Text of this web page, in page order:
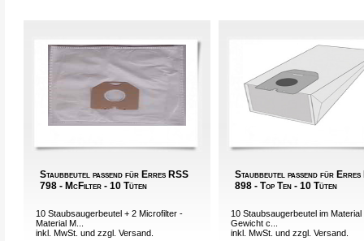
Staubbeutel passend für Erres RSS
798 - McFilter - 10 Tüten
10 Staubsaugerbeutel + 2 Microfilter -
Material M...
inkl. MwSt. und zzgl.Versand
Staubbeutel passend für Erres
898 - Top Ten - 10 Tüten
10 Staubsaugerbeutel im Material
Gewicht c...
inkl. MwSt. und zzgl.Versand